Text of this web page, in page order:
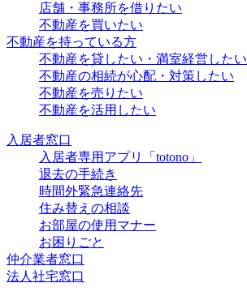
店舗・事務所を借りたい
不動産を買いたい
不動産を持っている方
不動産を貸したい・満室経営したい
不動産の相続が心配・対策したい
不動産を売りたい
不動産を活用したい
入居者窓口
入居者専用アプリ「totono」
退去の手続き
時間外緊急連絡先
住み替えの相談
お部屋の使用マナー
お困りごと
仲介業者窓口
法人社宅窓口